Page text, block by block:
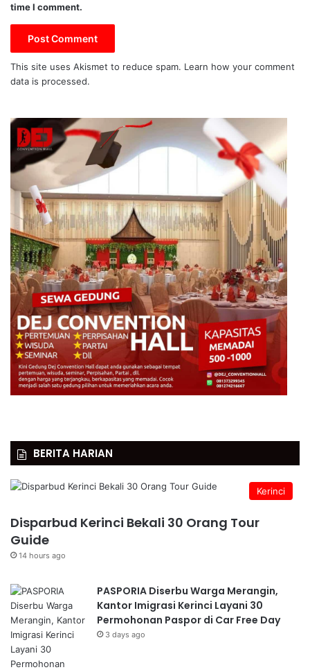
time I comment.
This site uses Akismet to reduce spam. Learn how your comment
data is processed.
BERITA HARIAN
Kerinci
Disparbud Kerinci Bekali 30 Orang Tour
Guide
14 hours ago
PASPORIA Diserbu Warga Merangin,
Kantor Imigrasi Kerinci Layani 30
Permohonan Paspor di Car Free Day
3 days ago